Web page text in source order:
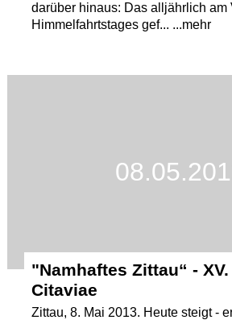
darüber hinaus: Das alljährlich am
Himmelfahrtstages gef... ...mehr
"Namhaftes Zittau“ -
Citaviae
Zittau, 8. Mai 2013. Heute steigt -